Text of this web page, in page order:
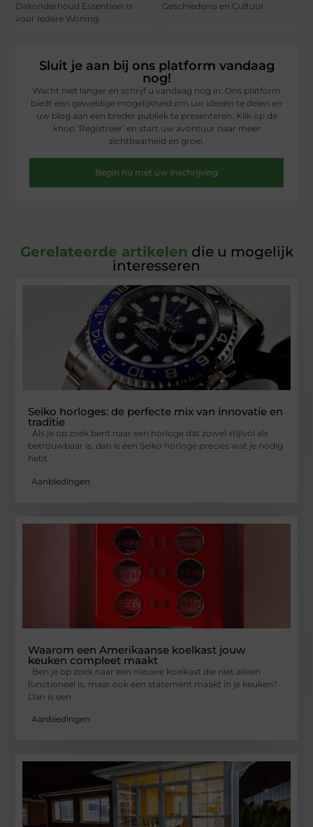
Dakonderhoud Essentieel Is
voor Iedere Woning
Geschiedenis en Cultuur
Sluit je aan bij ons platform vandaag
nog!
Wacht niet langer en schrijf u vandaag nog in. Ons platform
biedt een geweldige mogelijkheid om uw ideeën te delen en
uw blog aan een breder publiek te presenteren. Klik op de
knop ‘Registreer’ en start uw avontuur naar meer
zichtbaarheid en groei.
Begin nu met uw inschrijving
Gerelateerde artikelen die u mogelijk
interesseren
Seiko horloges: de perfecte mix van innovatie en
traditie
Als je op zoek bent naar een horloge dat zowel stijlvol als
betrouwbaar is, dan is een Seiko horloge precies wat je nodig
hebt.
Aanbiedingen
Waarom een Amerikaanse koelkast jouw
keuken compleet maakt
Ben je op zoek naar een nieuwe koelkast die niet alleen
functioneel is, maar ook een statement maakt in je keuken?
Dan is een
Aanbiedingen